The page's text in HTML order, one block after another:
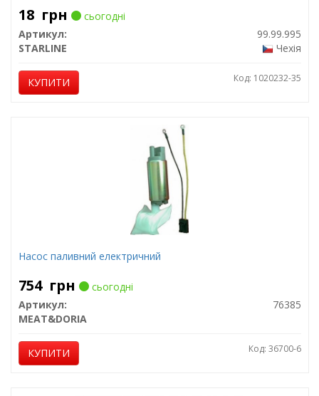
18 грн
сьогодні
Артикул:
99.99.995
STARLINE
Чехія
КУПИТИ Код: 1020232-35
Насос паливний електричний
754 грн
сьогодні
Артикул:
76385
MEAT&DORIA
КУПИТИ Код: 36700-6